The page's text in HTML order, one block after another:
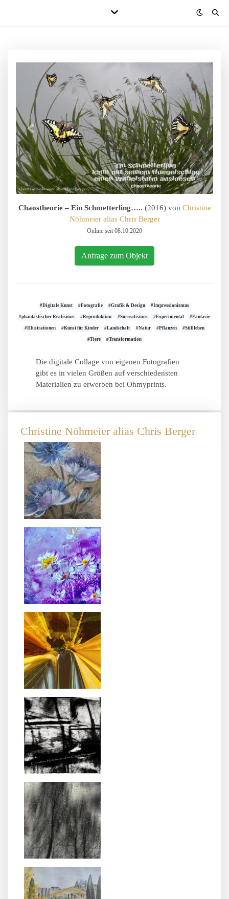
Chaostheorie – Ein Schmetterling….. (2016) von Christine
Nöhmeier alias Chris Berger
Online seit 08.10.2020
Anfrage zum Objekt
#Digitale Kunst #Fotografie #Grafik & Design #Impressionismus
#phantastischer Realismus #Reproduktion #Surrealismus #Experimental #Fantasie
#Illustrationen #Kunst für Kinder #Landschaft #Natur #Pflanzen #Stillleben
#Tiere #Transformation
Die digitale Collage von eigenen Fotografien
gibt es in vielen Größen auf verschiedensten
Materialien zu erwerben bei Ohmyprints.
Christine Nöhmeier alias Chris Berger